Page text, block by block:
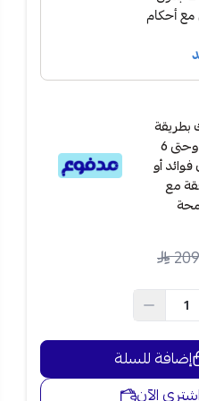
ميسرة إلى 4 وحتى 6
أو
مع
إضافة للسلة
اشتري الآن